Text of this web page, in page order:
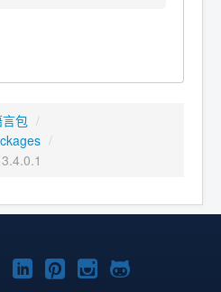
包 /
/
3.4.0.1
YouTube
Linkedln
Pinterest
Instagram
GitHub